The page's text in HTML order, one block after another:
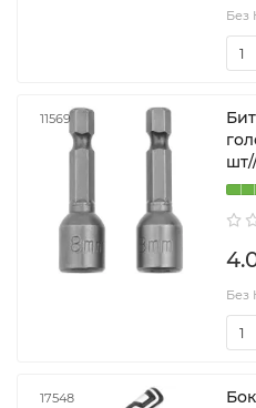
Без
11569
Без
17548